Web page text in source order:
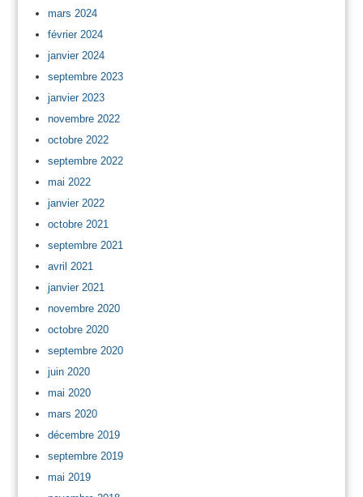
mars 2024
février 2024
janvier 2024
septembre 2023
janvier 2023
novembre 2022
octobre 2022
septembre 2022
mai 2022
janvier 2022
octobre 2021
septembre 2021
avril 2021
janvier 2021
novembre 2020
octobre 2020
septembre 2020
juin 2020
mai 2020
mars 2020
décembre 2019
septembre 2019
mai 2019